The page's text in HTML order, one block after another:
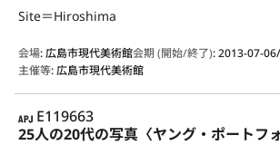
Site＝Hiroshima
会場:広島市現代美術館会期 (開始/終了):2013-07-
主催等:広島市現代美術館
APJ
E119663
25人の20代の写真〈ヤング・ポートフ